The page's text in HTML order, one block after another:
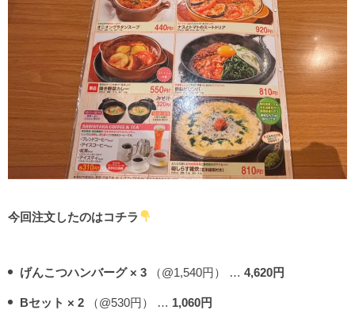
今回注文したのはコチラ
げんこつハンバーグ × 3 （@1,540円） … 4,620円
Bセット × 2 （@530円） … 1,060円